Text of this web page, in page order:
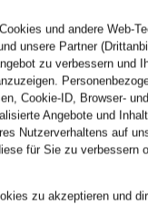
und andere Web-
unsere Partner
zu verbessern und
Cookie-ID, Browser-
Angebote und
Nutzerverhaltens auf
für Sie zu verbessern
zu akzeptieren und